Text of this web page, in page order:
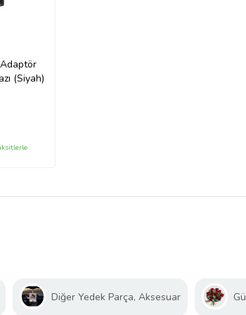
(Siyah)
Diğer Yedek Parça, Aksesuar